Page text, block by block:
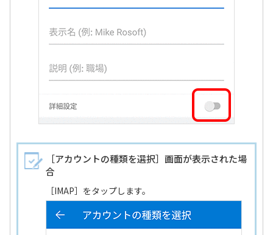
［アカウントの種類を選択］画面が表示された場
合
［IMAP］をタップします。